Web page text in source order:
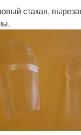
стакан,